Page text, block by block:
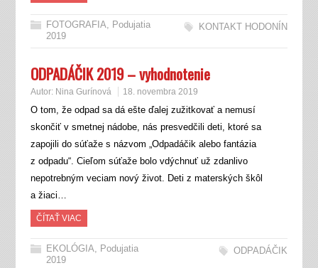
FOTOGRAFIA, Podujatia
2019
KONTAKT HODONÍN
ODPADÁČIK 2019 – vyhodnotenie
Autor: Nina Gurínová 18. novembra 2019
O tom, že odpad sa dá ešte ďalej zužitkovať a nemusí
skončiť v smetnej nádobe, nás presvedčili deti, ktoré sa
zapojili do súťaže s názvom „Odpadáčik alebo fantázia
z odpadu“. Cieľom súťaže bolo vdýchnuť už zdanlivo
nepotrebným veciam nový život. Deti z materských škôl
a žiaci…
ČÍTAŤ VIAC
EKOLÓGIA, Podujatia
2019
ODPADÁČIK